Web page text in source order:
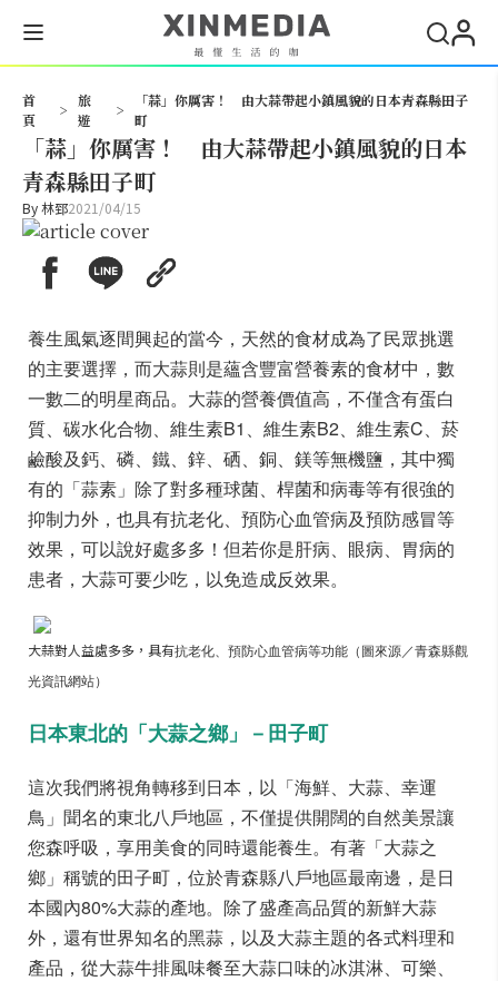
首
頁
>
旅
遊
>
「蒜」你厲害！ 由大蒜帶起小鎮風貌的日本青森縣田子
町
「蒜」你厲害！ 由大蒜帶起小鎮風貌的日本
青森縣田子町
By林郅2021/04/15
養生風氣逐間興起的當今，天然的食材成為了民眾挑選
的主要選擇，而大蒜則是蘊含豐富營養素的食材中，數
一數二的明星商品。大蒜的營養價值高，不僅含有蛋白
質、碳水化合物、維生素B1、維生素B2、維生素C、菸
鹼酸及鈣、磷、鐵、鋅、硒、銅、鎂等無機鹽，其中獨
有的「蒜素」除了對多種球菌、桿菌和病毒等有很強的
抑制力外，也具有抗老化、預防心血管病及預防感冒等
效果，可以說好處多多！但若你是肝病、眼病、胃病的
患者，大蒜可要少吃，以免造成反效果。
大蒜對人益處多多，具有抗老化、預防心血管病等功能（圖來源／青森縣觀
光資訊網站）
日本東北的「大蒜之鄉」－田子町
這次我們將視角轉移到日本，以「海鮮、大蒜、幸運
鳥」聞名的東北八戶地區，不僅提供開闊的自然美景讓
您森呼吸，享用美食的同時還能養生。有著「大蒜之
鄉」稱號的田子町，位於青森縣八戶地區最南邊，是日
本國內80%大蒜的產地。除了盛產高品質的新鮮大蒜
外，還有世界知名的黑蒜，以及大蒜主題的各式料理和
產品，從大蒜牛排風味餐至大蒜口味的冰淇淋、可樂、